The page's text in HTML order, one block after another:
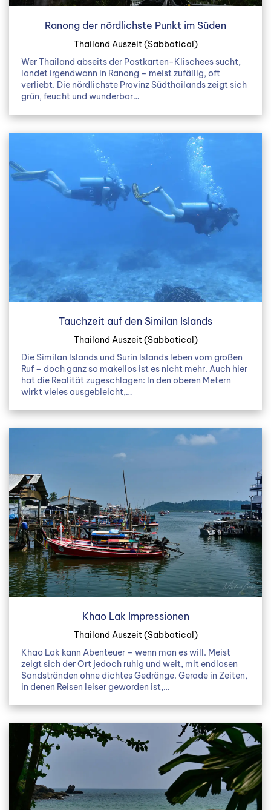
Ranong der nördlichste Punkt im Süden
Thailand Auszeit (Sabbatical)
Wer Thailand abseits der Postkarten-Klischees sucht,
landet irgendwann in Ranong – meist zufällig, oft
verliebt. Die nördlichste Provinz Südthailands zeigt sich
grün, feucht und wunderbar…
Tauchzeit auf den Similan Islands
Thailand Auszeit (Sabbatical)
Die Similan Islands und Surin Islands leben vom großen
Ruf – doch ganz so makellos ist es nicht mehr. Auch hier
hat die Realität zugeschlagen: In den oberen Metern
wirkt vieles ausgebleicht,…
Khao Lak Impressionen
Thailand Auszeit (Sabbatical)
Khao Lak kann Abenteuer – wenn man es will. Meist
zeigt sich der Ort jedoch ruhig und weit, mit endlosen
Sandstränden ohne dichtes Gedränge. Gerade in Zeiten,
in denen Reisen leiser geworden ist,…